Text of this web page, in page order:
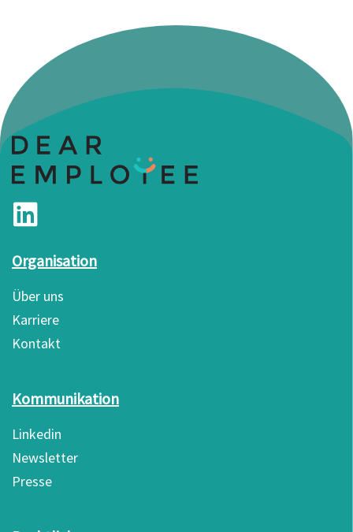
Organisation
Über uns
Karriere
Kontakt
Kommunikation
Linkedin
Newsletter
Presse